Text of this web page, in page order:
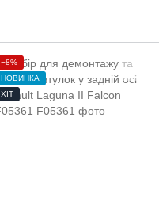
−8%
НОВИНКА
ХІТ